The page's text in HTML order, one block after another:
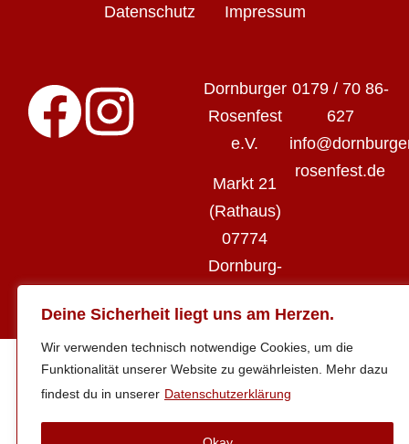
Deine Sicherheit liegt uns am Herzen.
Wir verwenden technisch notwendige Cookies, um die
Funktionalität unserer Website zu gewährleisten. Mehr dazu
findest du in unserer Datenschutzerklärung
Datenschutz
Impressum
Dornburger
Rosenfest
e.V.
Markt 21
(Rathaus)
07774
Dornburg-
0179 / 70 86-
627
rosenfest.de